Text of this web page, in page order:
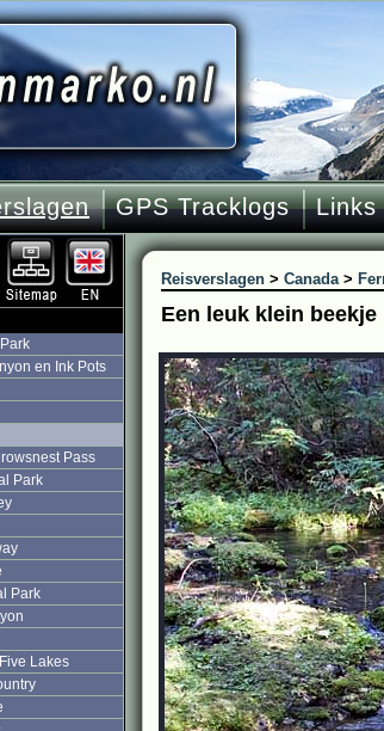
GPS Tracklogs Links
Reisverslagen > Canada>
Een leuk klein
en Ink Pots
Pass
Park
Park
Lakes